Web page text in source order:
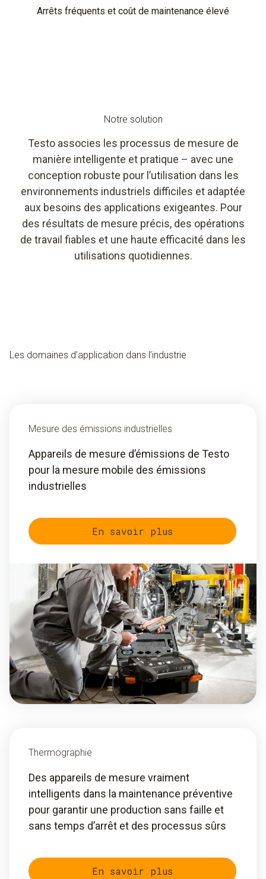
Arrêts fréquents et coût de maintenance élevé
Notre solution
Testo associes les processus de mesure de
manière intelligente et pratique – avec une
conception robuste pour l’utilisation dans les
environnements industriels difficiles et adaptée
aux besoins des applications exigeantes. Pour
des résultats de mesure précis, des opérations
de travail fiables et une haute efficacité dans les
utilisations quotidiennes.
Les domaines d’application dans l’industrie
Mesure des émissions industrielles
Appareils de mesure d’émissions de Testo
pour la mesure mobile des émissions
industrielles
En savoir plus
Thermographie
Des appareils de mesure vraiment
intelligents dans la maintenance préventive
pour garantir une production sans faille et
sans temps d’arrêt et des processus sûrs
En savoir plus